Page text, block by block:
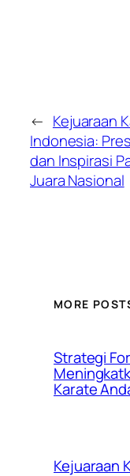
← Kejuaraan
Indonesia:
dan Inspirasi
Juara Nasional
MORE
Strategi
Karate
Kejuaraan